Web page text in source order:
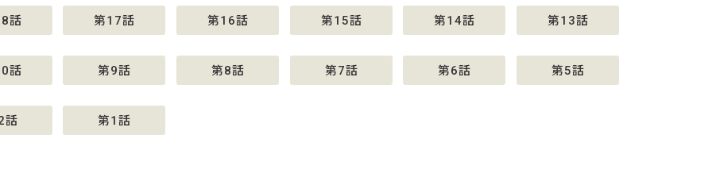
話 第17話 第16話 第15話 第14話 第13話
話 第9話 第8話 第7話 第6話 第5話
話 第1話